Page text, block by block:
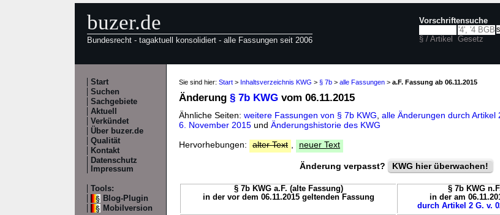
buzer.de
Bundesrecht - tagaktuell konsolidiert - alle Fassungen seit 2006
Vorschriftensuche
§ / Artikel Gesetz
Start
Suchen
Sachgebiete
Aktuell
Verkündet
Über buzer.de
Qualität
Kontakt
Datenschutz
Impressum
Tools:
Blog-Plugin
Mobilversion
Sie sind hier: Start > Inhaltsverzeichnis KWG > § 7b > alle Fassungen > a.F. Fassung ab 06.11.2015
Änderung § 7b KWG vom 06.11.2015
Ähnliche Seiten: weitere Fassungen von § 7b KWG alle Änderungen durch Artikel
6. November 2015 und Änderungshistorie des KWG
Hervorhebungen:
alter Text neuer Text
Änderung verpasst? KWG hier überwachen!
§ 7b KWG a.F. (alte Fassung)
in der vor dem 06.11.2015 geltenden Fassung
§ 7b KWG
in der am
durch Artikel 2 G. v.